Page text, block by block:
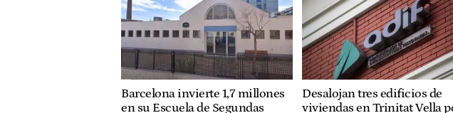
Barcelona invierte 1,7 millones
en su Escuela de Segundas
Desalojan tres edificios de
viviendas en Trinitat Vella